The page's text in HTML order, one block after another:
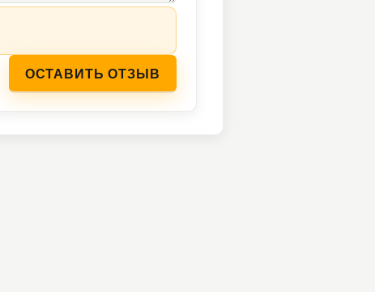
ОСТАВИТЬ ОТЗЫВ